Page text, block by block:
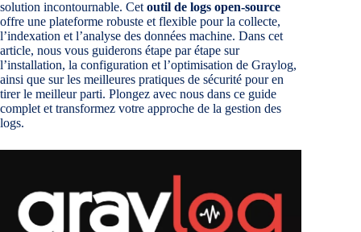
solution incontournable. Cet outil de logs open-source
offre une plateforme robuste et flexible pour la collecte,
l’indexation et l’analyse des données machine. Dans cet
article, nous vous guiderons étape par étape sur
l’installation, la configuration et l’optimisation de Graylog,
ainsi que sur les meilleures pratiques de sécurité pour en
tirer le meilleur parti. Plongez avec nous dans ce guide
complet et transformez votre approche de la gestion des
logs.